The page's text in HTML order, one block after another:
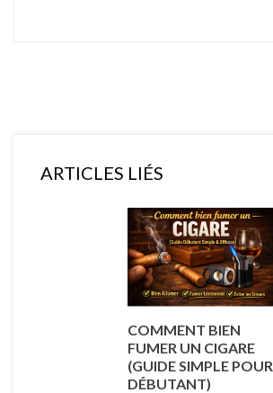
ARTICLES LIÉS
COMMENT BIEN
FUMER UN CIGARE
(GUIDE SIMPLE POUR
DÉBUTANT)